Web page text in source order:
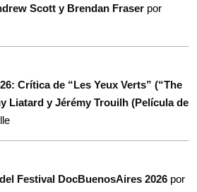
Scott y Brendan Fraser por
Crítica de “Les Yeux Verts” (“The
Liatard y Jérémy Trouilh (Película de
Festival DocBuenosAires 2026 por